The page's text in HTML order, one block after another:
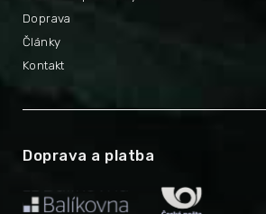
Doprava
Články
Kontakt
Doprava a platba